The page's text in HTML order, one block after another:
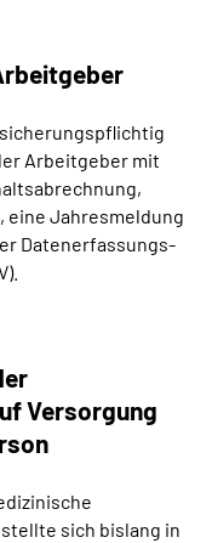
Arbeitgeber mit
eine Jahresmeldung
Datenerfassungs-
Versorgung
sich bislang in